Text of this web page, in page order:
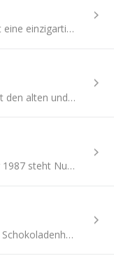
TeckWrapCraft produziert eine einzigartige Vielfalt an Produkten aus Heat Transfer Vinyl (HTV) und Adhesive Vinyl.
Klenert DE setzen sich mit den alten und traditionellen Sorten auseinander und verschaffen diesen ein neues Gesicht.
Seit der Gründung im Jahr 1987 steht Nuclear Blast Records für über 30 Jahre geballte Metal-Power unter dem Motto „Dedicated to Metal“.
Venchi ist ein italienischer Schokoladenhersteller seit 1878. Ihre Schokolade ist glutenfrei und mit den feinsten Zutaten hergestellt.